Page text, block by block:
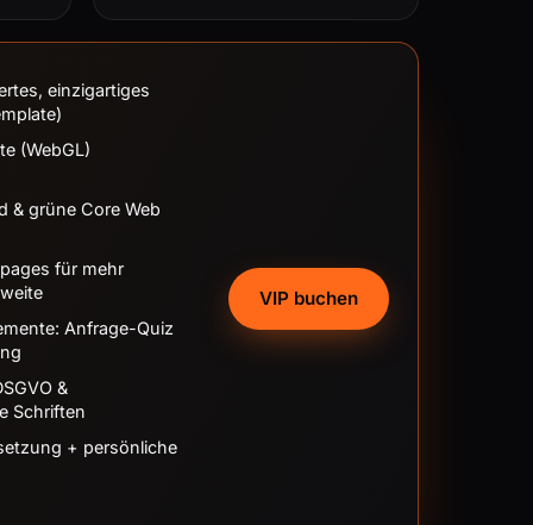
einzigartiges
(WebGL)
& grüne Core Web
für mehr
Anfrage-Quiz
&
Schriften
+ persönliche
VIP buchen